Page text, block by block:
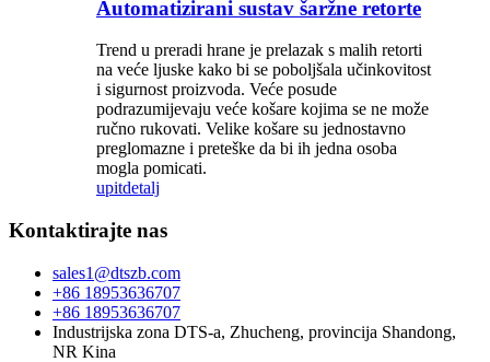
Automatizirani sustav šaržne retorte
Trend u preradi hrane je prelazak s malih retorti
na veće ljuske kako bi se poboljšala učinkovitost
i sigurnost proizvoda. Veće posude
podrazumijevaju veće košare kojima se ne može
ručno rukovati. Velike košare su jednostavno
preglomazne i preteške da bi ih jedna osoba
mogla pomicati.
upitdetalj
Kontaktirajte nas
sales1@dtszb.com
+86 18953636707
+86 18953636707
Industrijska zona DTS-a, Zhucheng, provincija Shandong,
NR Kina